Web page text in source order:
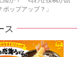
ポップアップ？」
ス